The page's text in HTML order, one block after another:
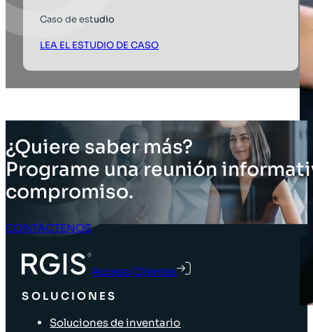
Caso de estudio
LEA EL ESTUDIO DE CASO
¿Quiere saber más?
Programe una reunión
compromiso.
CONTÁCTENOS
Acceso Clientes
SOLUCIONES
Soluciones de inventario